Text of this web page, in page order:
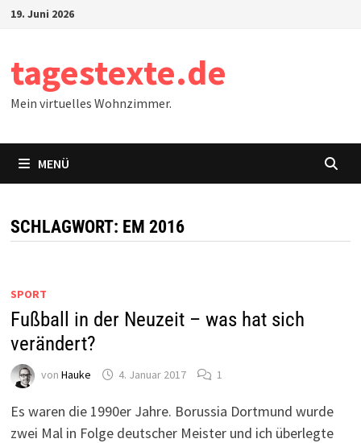
Zum19. Juni 2026
tagestexte.de
Mein virtuelles Wohnzimmer.
MENÜ
SCHLAGWORT: EM 2016
SPORT
Fußball in der Neuzeit – was hat sich
verändert?
von Hauke 4. Januar 2017 1
Es waren die 1990er Jahre. Borussia Dortmund wurde
zwei Mal in Folge deutscher Meister und ich überlegte